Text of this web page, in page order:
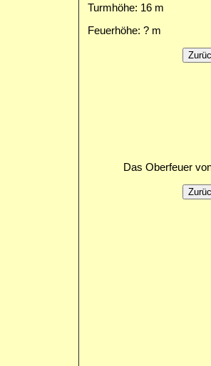
Turmhöhe: 16 m
Feuerhöhe: ? m
Das Oberfeuer